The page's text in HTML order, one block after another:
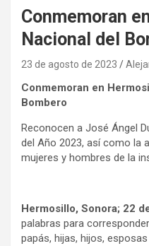
Conmemoran
Nacional del
23 de agosto de 2023
Conmemoran en
Bombero
Reconocen a José Ángel
del Año 2023, así como la
mujeres y hombres de la
Hermosillo, Sonora; 22
palabras para
papás, hijas, hijos,